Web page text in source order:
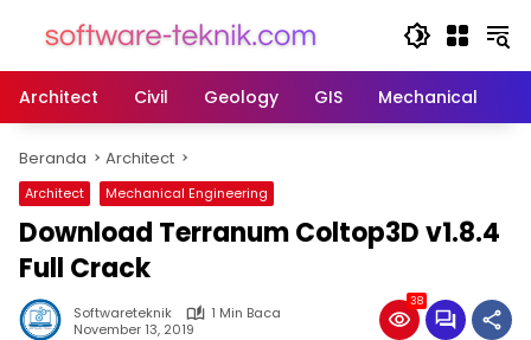
Architect
Civil Geology GIS Mechanical
Beranda Architect
Architect Mechanical Engineering
Download Terranum Coltop3D v1.8.4
Full Crack
Softwareteknik
1 Min Baca
November 13, 2019
38